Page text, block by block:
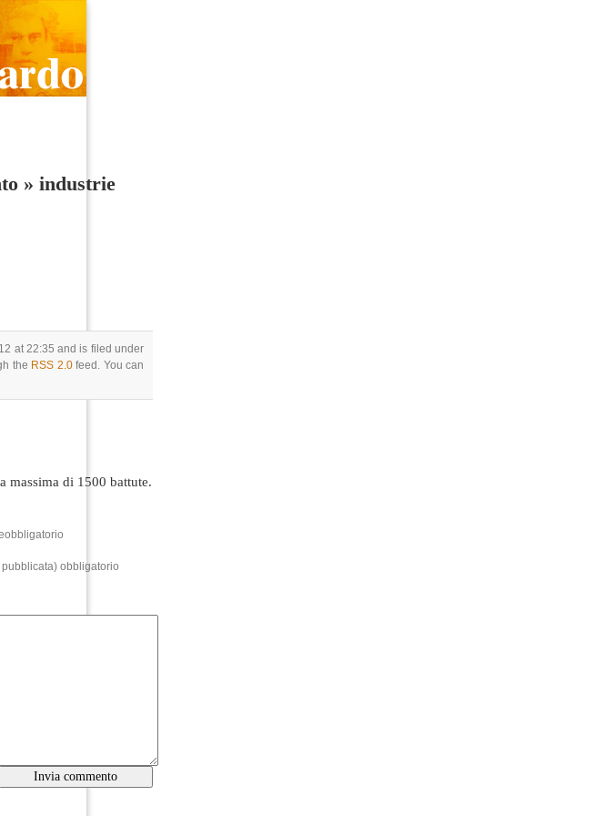
» industrie
at 22:35 and is filed under
the RSS 2.0feed. You can
massima di 1500 battute.
obbligatorio